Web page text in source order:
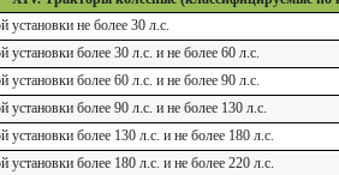
установки не более 30 л.с.
более 30 л.с. и не более 60 л.с.
более 60 л.с. и не более 90 л.с.
более 90 л.с. и не более 130 л.с.
более 130 л.с. и не более 180 л.с.
более 180 л.с. и не более 220 л.с.